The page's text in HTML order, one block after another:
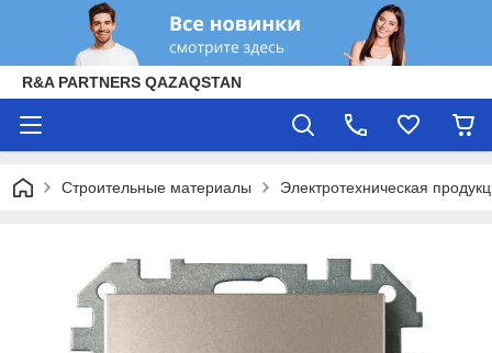
R&A PARTNERS QAZAQSTAN
Строительные материалы Электротехническая